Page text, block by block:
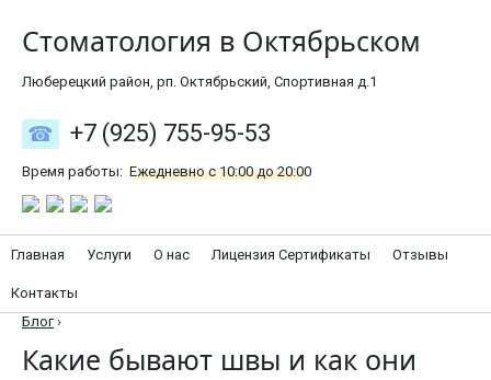
Стоматология в Октябрьском
Люберецкий район, рп. Октябрьский, Спортивная д.1
+7 (925) 755-95-53
Время работы: Ежедневно с 10:00 до 20:00
Главная Услуги О нас Лицензия Сертификаты Отзывы
Контакты
Блог ›
Какие бывают швы и как они